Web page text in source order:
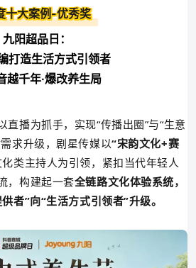
十大案例-优秀奖
九阳超品日：
打造生活方式引领者
千年·爆改养生局
播为抓手，实现“传播出圈”与“生意
需求升级，剧星传媒以“宋韵文化+赛
化类主持人为引领，紧扣当代年轻人
构建起一套全链路文化体验系统，
者”向“生活方式引领者”升级。